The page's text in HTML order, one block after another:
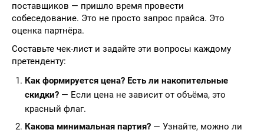
поставщиков — пришло время провести
собеседование. Это не просто запрос прайса. Это
оценка партнёра.
Составьте чек-лист и задайте эти вопросы каждому
претенденту:
Как формируется цена? Есть ли накопительные
скидки? — Если цена не зависит от объёма, это
красный флаг.
Какова минимальная партия? — Узнайте, можно ли